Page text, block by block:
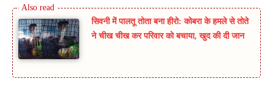
सिवनी में पालतू तोता बना हीरो: कोबरा के हमले से तोते
ने चीख चीख कर परिवार को बचाया, खुद की दी जान